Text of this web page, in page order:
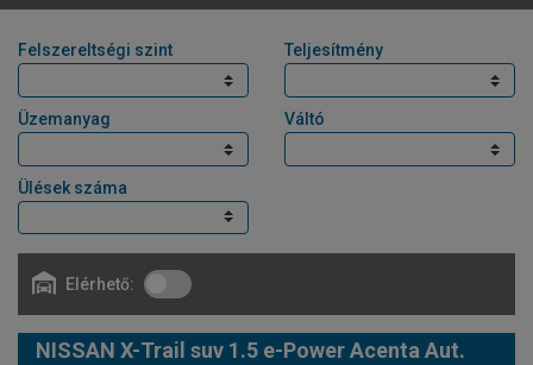
Felszereltségi szint Teljesítmény
Üzemanyag Váltó
Ülések száma
Elérhető:
NISSAN X-Trail suv 1.5 e-Power Acenta Aut.